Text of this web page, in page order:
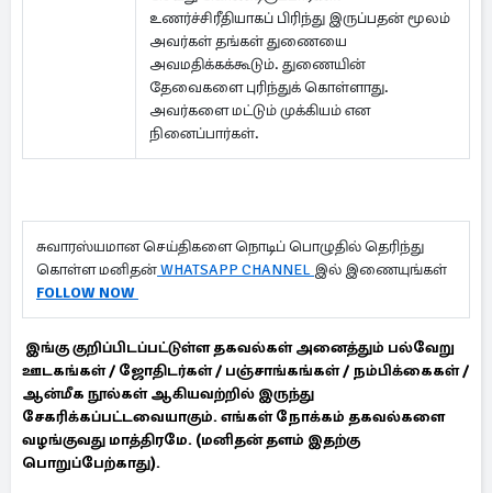
உணர்ச்சிரீதியாகப் பிரிந்து இருப்பதன் மூலம்
அவர்கள் தங்கள் துணையை
அவமதிக்கக்கூடும். துணையின்
தேவைகளை புரிந்துக் கொள்ளாது.
அவர்களை மட்டும் முக்கியம் என
நினைப்பார்கள்.
சுவாரஸ்யமான செய்திகளை நொடிப் பொழுதில் தெரிந்து
கொள்ள மனிதன்WHATSAPP CHANNEL இல் இணையுங்கள்
FOLLOW NOW
இங்கு குறிப்பிடப்பட்டுள்ள தகவல்கள் அனைத்தும் பல்வேறு
ஊடகங்கள் / ஜோதிடர்கள் / பஞ்சாங்கங்கள் / நம்பிக்கைகள் /
ஆன்மீக நூல்கள் ஆகியவற்றில் இருந்து
சேகரிக்கப்பட்டவையாகும். எங்கள் நோக்கம் தகவல்களை
வழங்குவது மாத்திரமே. (மனிதன் தளம் இதற்கு
பொறுப்பேற்காது).